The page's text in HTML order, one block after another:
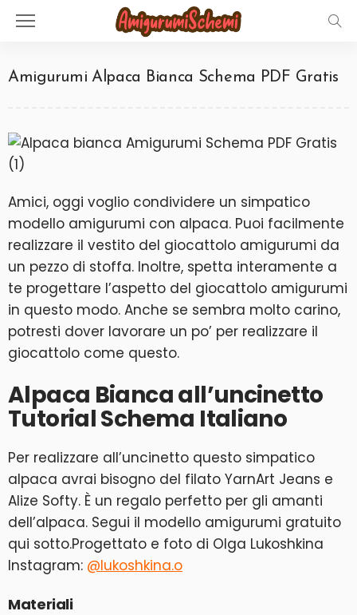
Amigurumi Alpaca Bianca Schema PDF Gratis
Amici, oggi voglio condividere un simpatico
modello amigurumi con alpaca. Puoi facilmente
realizzare il vestito del giocattolo amigurumi da
un pezzo di stoffa. Inoltre, spetta interamente a
te progettare l’aspetto del giocattolo amigurumi
in questo modo. Anche se sembra molto carino,
potresti dover lavorare un po’ per realizzare il
giocattolo come questo.
Alpaca Bianca all’uncinetto
Tutorial Schema Italiano
Per realizzare all’uncinetto questo simpatico
alpaca avrai bisogno del filato YarnArt Jeans e
Alize Softy. È un regalo perfetto per gli amanti
dell’alpaca. Segui il modello amigurumi gratuito
qui sotto.Progettato e foto di Olga Lukoshkina
Instagram: @lukoshkina.o
Materiali